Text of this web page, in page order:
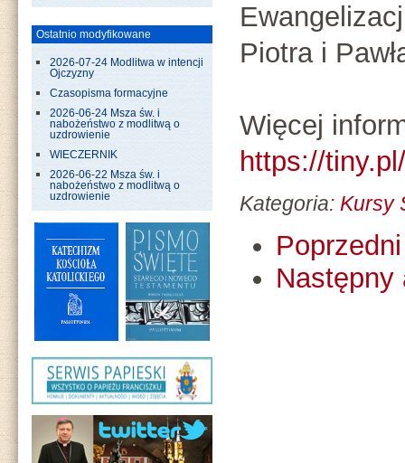
Ostatnio modyfikowane
2026-07-24 Modlitwa w intencji
Ojczyzny
Czasopisma formacyjne
2026-06-24 Msza św. i
nabożeństwo z modlitwą o
uzdrowienie
WIECZERNIK
2026-06-22 Msza św. i
nabożeństwo z modlitwą o
uzdrowienie
Piotra i
Więcej
https://
Kategoria: Kursy
Następny